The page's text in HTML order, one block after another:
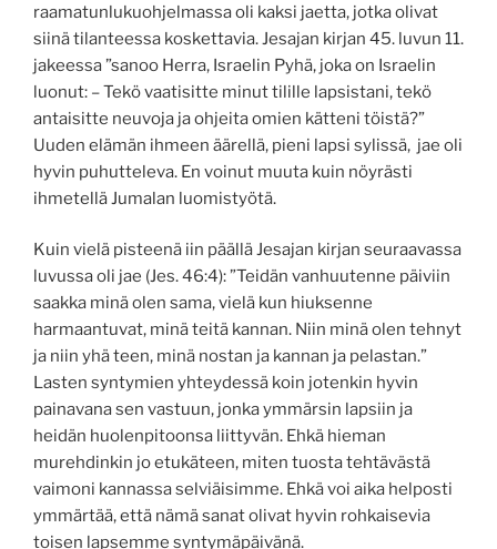
raamatunlukuohjelmassa oli kaksi jaetta, jotka olivat
siinä tilanteessa koskettavia. Jesajan kirjan 45. luvun 11.
jakeessa ”sanoo Herra, Israelin Pyhä, joka on Israelin
luonut: – Tekö vaatisitte minut tilille lapsistani, tekö
antaisitte neuvoja ja ohjeita omien kätteni töistä?”
Uuden elämän ihmeen äärellä, pieni lapsi sylissä, jae oli
hyvin puhutteleva. En voinut muuta kuin nöyrästi
ihmetellä Jumalan luomistyötä.
Kuin vielä pisteenä iin päällä Jesajan kirjan seuraavassa
luvussa oli jae (Jes. 46:4): ”Teidän vanhuutenne päiviin
saakka minä olen sama, vielä kun hiuksenne
harmaantuvat, minä teitä kannan. Niin minä olen tehnyt
ja niin yhä teen, minä nostan ja kannan ja pelastan.”
Lasten syntymien yhteydessä koin jotenkin hyvin
painavana sen vastuun, jonka ymmärsin lapsiin ja
heidän huolenpitoonsa liittyvän. Ehkä hieman
murehdinkin jo etukäteen, miten tuosta tehtävästä
vaimoni kannassa selviäisimme. Ehkä voi aika helposti
ymmärtää, että nämä sanat olivat hyvin rohkaisevia
toisen lapsemme syntymäpäivänä.